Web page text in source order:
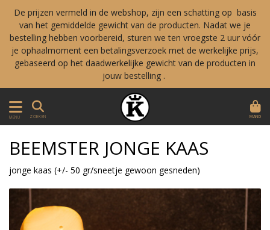
De prijzen vermeld in de webshop, zijn een schatting op basis
van het gemiddelde gewicht van de producten. Nadat we je
bestelling hebben voorbereid, sturen we ten vroegste 2 uur vóór
je ophaalmoment een betalingsverzoek met de werkelijke prijs,
gebaseerd op het daadwerkelijke gewicht van de producten in
jouw bestelling .
MENU ZOEKEN MAND
BEEMSTER JONGE KAAS
jonge kaas (+/- 50 gr/sneetje gewoon gesneden)